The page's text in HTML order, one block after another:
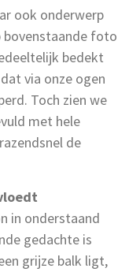
ook onderwerp
bovenstaande foto
bedekt
via onze ogen
Toch zien we
met hele
de
in onderstaand
gedachte is
grijze balk ligt,